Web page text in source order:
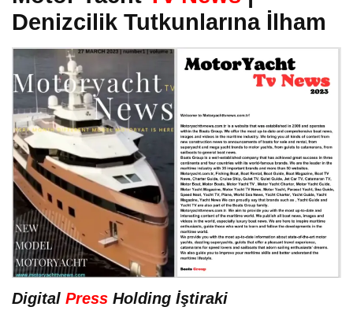
Denizcilik Tutkunlarına İlham
Digital Press Holding İştiraki